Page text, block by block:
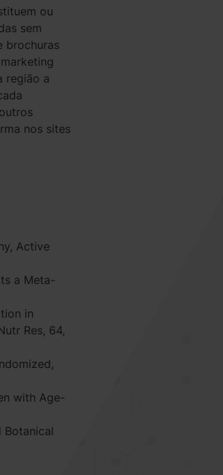
ou
sem
brochuras
região a
nos sites
Active
a Meta-
in
Res, 64,
with Age-
Botanical